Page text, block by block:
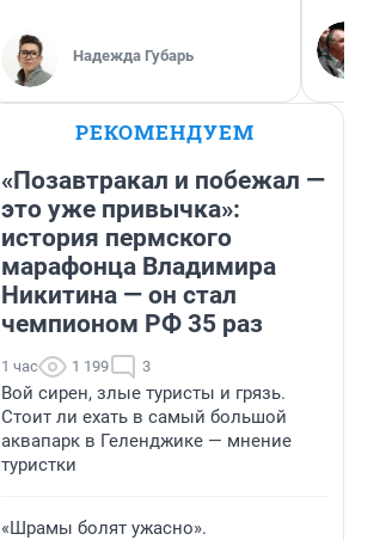
Надежда Губарь
РЕКОМЕНДУЕМ
«Позавтракал и побежал —
это уже привычка»:
история пермского
марафонца Владимира
Никитина — он стал
чемпионом РФ 35 раз
1 час 1 199 3
Вой сирен, злые туристы и грязь.
Стоит ли ехать в самый большой
аквапарк в Геленджике — мнение
туристки
«Шрамы болят ужасно».